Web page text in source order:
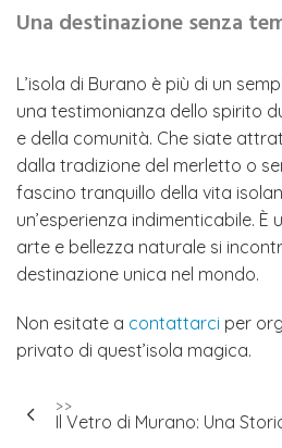
Una destinazione senza
L’isola di Burano è più di un
una testimonianza dello spirito
e della comunità. Che siate
dalla tradizione del merletto o
fascino tranquillo della vita
un’esperienza indimenticabile. È
arte e bellezza naturale si
destinazione unica nel mondo.
Non esitate a contattarci per
privato di quest’isola magica.
Navigazione
articoli
>>
Il Vetro di Murano: Una